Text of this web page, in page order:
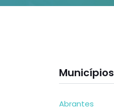
Municípios
Abrantes